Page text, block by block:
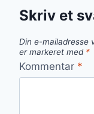
Skriv et
Din e-mailadresse
er markeret med *
Kommentar *